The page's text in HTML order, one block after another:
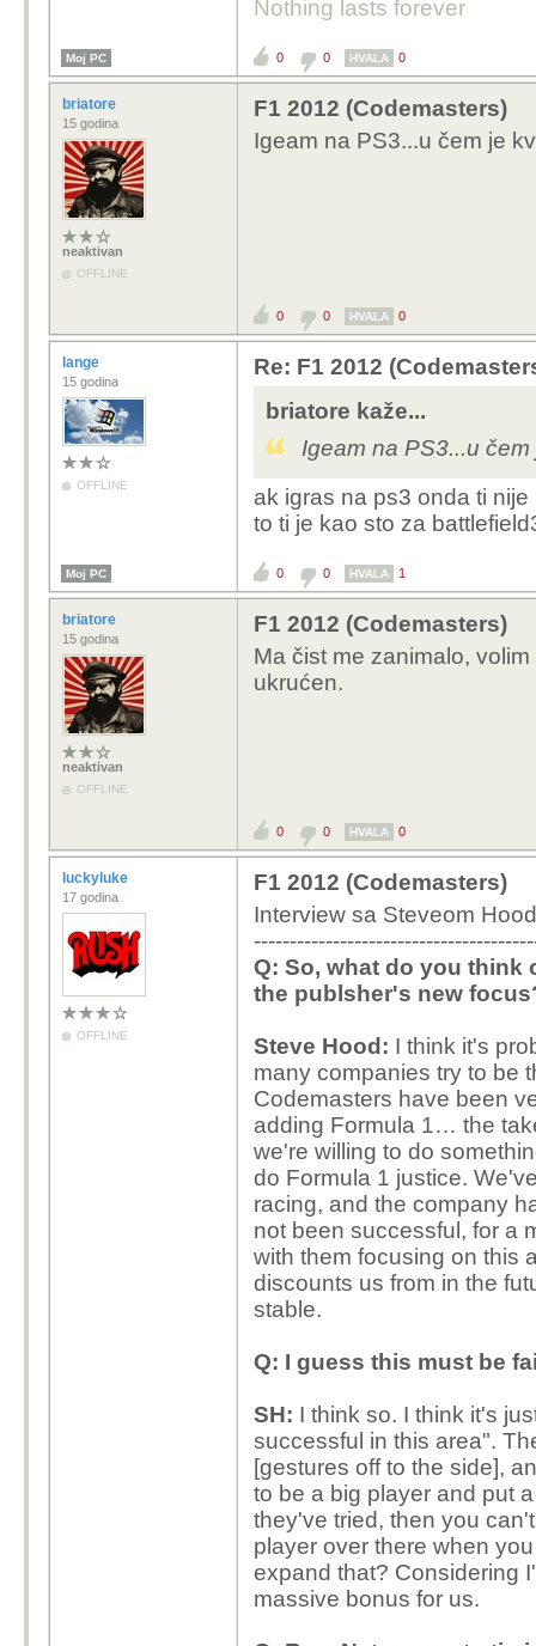
Nothing lasts forever
Moj PC 0 0 HVALA 0
briatore
15 godina
neaktivan
OFFLINE
F1 2012 (Codemasters)
Igeam na PS3...u čem je
0 0 HVALA 0
lange
15 godina
OFFLINE
Re: F1 2012
briatore kaže...
Igeam na PS3...u
ak igras na ps3 onda ti nije
to ti je kao sto za
Moj PC 0 0 HVALA 1
briatore
15 godina
neaktivan
OFFLINE
F1 2012 (Codemasters)
Ma čist me zanimalo,
ukrućen.
0 0 HVALA 0
luckyluke
17 godina
OFFLINE
F1 2012 (Codemasters)
Interview sa Steveom
Q: So, what do you think
the publsher's new
Steve Hood: I think it's
many companies try to be
Codemasters have been
adding Formula 1… the
we're willing to do
do Formula 1 justice.
racing, and the company
not been successful, for a
with them focusing on this
discounts us from in the
stable.
Q: I guess this must be
SH: I think so. I think it's
successful in this area".
[gestures off to the side],
to be a big player and put
they've tried, then you
player over there when
expand that? Considering
massive bonus for us.